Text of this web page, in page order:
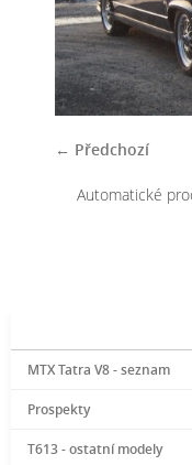
← Předchozí
Automatické
MTX Tatra V8 - seznam
Prospekty
T613 - ostatní modely